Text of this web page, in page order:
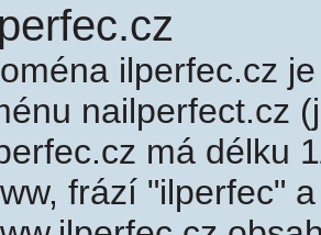
ilperfec.cz
nailperfect.cz
má délku
frází "ilperfec"